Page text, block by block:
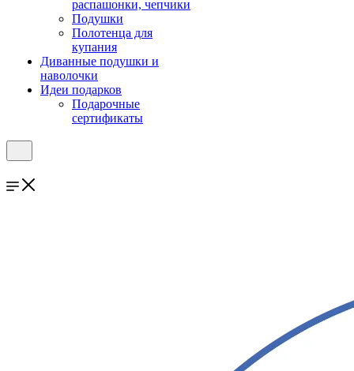
распашонки, чепчики
Подушки
Полотенца для
купания
Диванные подушки и
наволочки
Идеи подарков
Подарочные
сертификаты